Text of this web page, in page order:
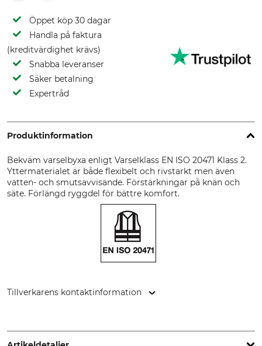
Öppet köp 30 dagar
Handla på faktura
(kreditvärdighet krävs)
Snabba leveranser
Säker betalning
Expertråd
Produktinformation
Bekväm varselbyxa enligt Varselklass EN ISO 20471 Klass 2.
Yttermaterialet är både flexibelt och rivstarkt men även
vatten- och smutsavvisande. Förstärkningar på knän och
säte. Förlängd ryggdel för bättre komfort.
Tillverkarens kontaktinformation
www.sioenapparel.com